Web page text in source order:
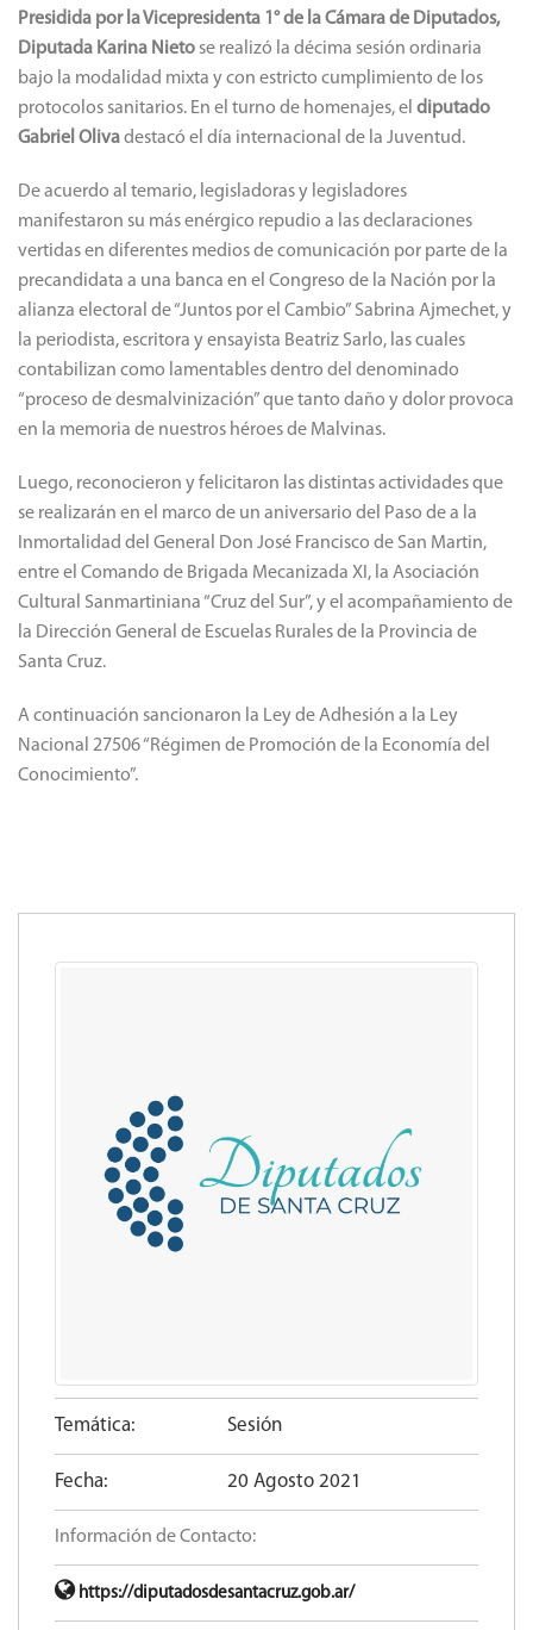
Presidida por la Vicepresidenta 1° de la Cámara de Diputados,
Diputada Karina Nieto se realizó la décima sesión ordinaria
bajo la modalidad mixta y con estricto cumplimiento de los
protocolos sanitarios. En el turno de homenajes, el diputado
Gabriel Olivadestacó el día internacional de la Juventud.
De acuerdo al temario, legisladoras y legisladores
manifestaron su más enérgico repudio a las declaraciones
vertidas en diferentes medios de comunicación por parte de la
precandidata a una banca en el Congreso de la Nación por la
alianza electoral de “Juntos por el Cambio” Sabrina Ajmechet, y
la periodista, escritora y ensayista Beatriz Sarlo, las cuales
contabilizan como lamentables dentro del denominado
“proceso de desmalvinización” que tanto daño y dolor provoca
en la memoria de nuestros héroes de Malvinas.
Luego, reconocieron y felicitaron las distintas actividades que
se realizarán en el marco de un aniversario del Paso de a la
Inmortalidad del General Don José Francisco de San Martin,
entre el Comando de Brigada Mecanizada XI, la Asociación
Cultural Sanmartiniana “Cruz del Sur”, y el acompañamiento de
la Dirección General de Escuelas Rurales de la Provincia de
Santa Cruz.
A continuación sancionaron la Ley de Adhesión a la Ley
Nacional 27506 “Régimen de Promoción de la Economía del
Conocimiento”.
Temática: Sesión
Fecha: 20 Agosto 2021
Información de Contacto:
https://diputadosdesantacruz.gob.ar/